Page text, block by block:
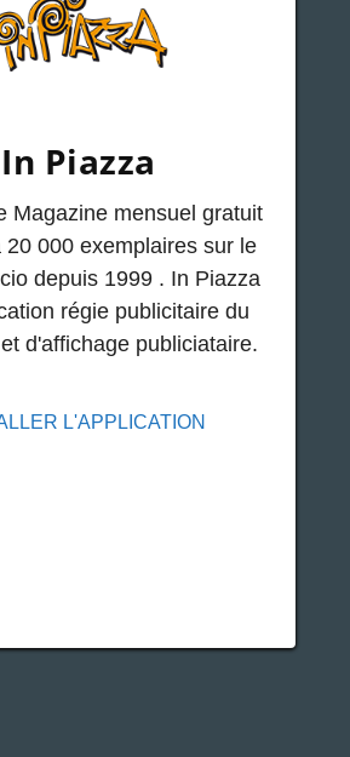
In Piazza
Magazine mensuel gratuit
20 000 exemplaires sur le
depuis 1999 . In Piazza
régie publicitaire du
d'affichage publiciataire.
L'APPLICATION